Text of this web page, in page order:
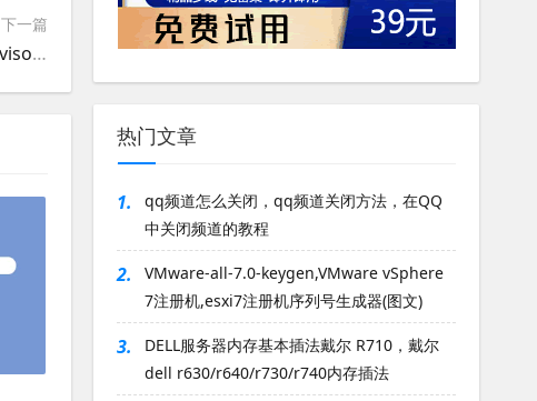
下一篇
VMware ESXi 6.7UP2 VMware vSphere Hypervisor含EFI集成SLIC2.5支持OSX安装版
热门文章
1.
qq频道怎么关闭，qq频道关闭方法，在QQ
中关闭频道的教程
2.
VMware-all-7.0-keygen,VMware vSphere
7注册机,esxi7注册机序列号生成器(图文)
3.
DELL服务器内存基本插法戴尔 R710，戴尔
dell r630/r640/r730/r740内存插法